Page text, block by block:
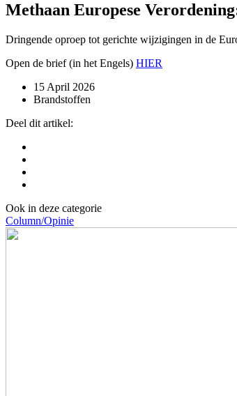
Methaan Europese
Dringende oproep tot gerichte wijzigingen in de
Open de brief (in het Engels) HIER
15 April 2026
Brandstoffen
Deel dit artikel:
Ook in deze categorie
Column/Opinie